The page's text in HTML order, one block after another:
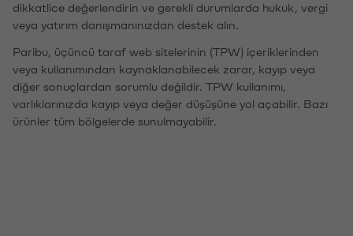
dikkatlice değerlendirin ve gerekli durumlarda hukuk, vergi
veya yatırım danışmanınızdan destek alın.
Paribu, üçüncü taraf web sitelerinin (TPW) içeriklerinden
veya kullanımından kaynaklanabilecek zarar, kayıp veya
diğer sonuçlardan sorumlu değildir. TPW kullanımı,
varlıklarınızda kayıp veya değer düşüşüne yol açabilir. Bazı
ürünler tüm bölgelerde sunulmayabilir.